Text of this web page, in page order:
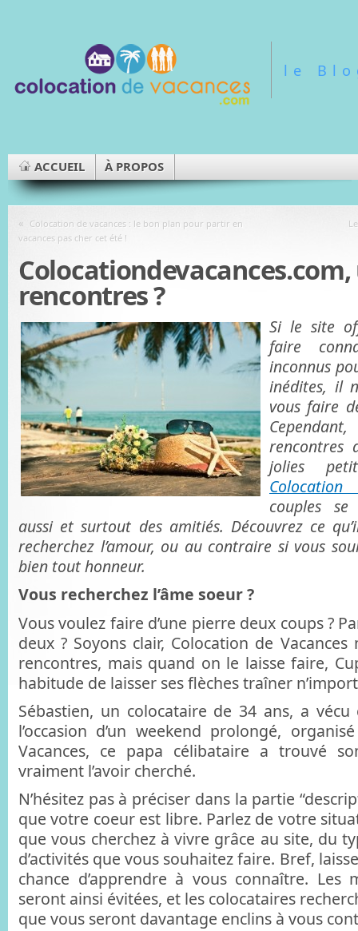
le
ACCUEIL À PROPOS
« Colocation de vacances : le bon plan pour partir en
vacances pas cher cet été !
rencontres ?
Si le site
faire
inconnus
inédites, il
vous faire
rencontres
jolies
Colocation
couples
aussi et surtout des amitiés. Découvrez ce
recherchez l’amour, ou au contraire si vous
bien tout honneur.
Vous recherchez l’âme soeur ?
Vous voulez faire d’une pierre deux coups ?
deux ? Soyons clair, Colocation de Vacances
rencontres, mais quand on le laisse faire,
habitude de laisser ses flèches traîner
Sébastien, un colocataire de 34 ans, a vécu
l’occasion d’un weekend prolongé,
Vacances, ce papa célibataire a trouvé
vraiment l’avoir cherché.
N’hésitez pas à préciser dans la partie
que votre coeur est libre. Parlez de votre
que vous cherchez à vivre grâce au site, du
d’activités que vous souhaitez faire. Bref,
chance d’apprendre à vous connaître. Les
seront ainsi évitées, et les colocataires
que vous seront davantage enclins à vous